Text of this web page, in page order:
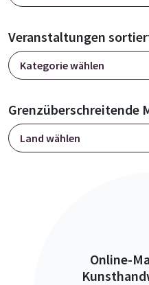
Veranstaltungen
Kategorie wählen
Grenzüberschreitende
Land wählen
Online-